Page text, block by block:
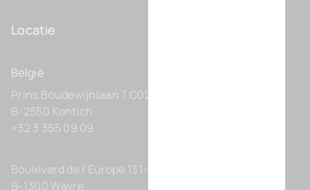
Locatie
België
Prins Boudewijnlaan 7 C0201
B-2550 Kontich
+32 3 355 09 09
Boulevard de l’Europe 131-D21
B-1300 Wavre